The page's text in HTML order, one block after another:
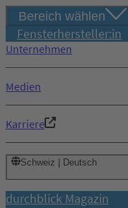
Bereich wählen
Fensterhersteller:in
Unternehmen
Medien
Karriere
Schweiz | Deutsch
durchblick Magazin